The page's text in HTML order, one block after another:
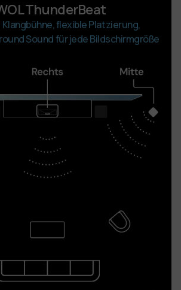
ThunderBeat
flexible Platzierung,
Sound für jede Bildschirmgröße